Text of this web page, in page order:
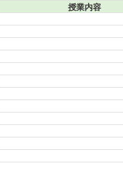
授業内容